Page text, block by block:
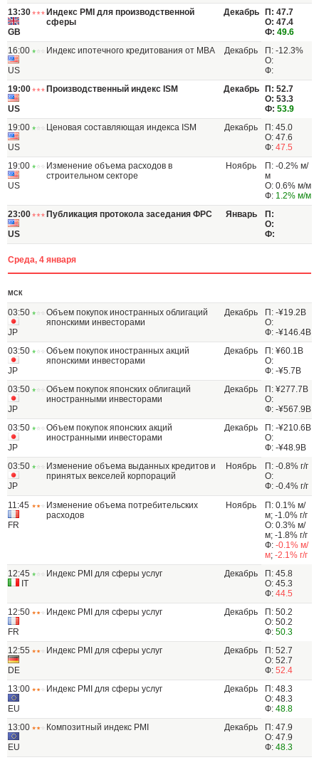
13:30
GB
Индекс PMI для производственной
сферы
Декабрь
П: 47.7
О: 47.4
Ф: 49.6
16:00
US
Индекс ипотечного кредитования от МВА Декабрь
П: -12.3%
О:
Ф:
19:00
US
Производственный индекс ISM Декабрь
П: 52.7
О: 53.3
Ф: 53.9
19:00
US
Ценовая составляющая индекса ISM Декабрь
П: 45.0
О: 47.6
Ф: 47.5
19:00
US
Изменение объема расходов в
строительном секторе
Ноябрь
П: -0.2% м/
м
О: 0.6% м/м
Ф: 1.2% м/м
23:00
US
Публикация протокола заседания ФРС Январь
П:
О:
Ф:
Среда, 4 января
МСК
03:50
JP
Объем покупок иностранных облигаций
японскими инвесторами
Декабрь
П: -¥19.2B
О:
Ф: -¥146.4B
03:50
JP
Объем покупок иностранных акций
японскими инвесторами
Декабрь
П: ¥60.1B
О:
Ф: -¥5.7B
03:50
JP
Объем покупок японских облигаций
иностранными инвесторами
Декабрь
П: ¥277.7B
О:
Ф: -¥567.9B
03:50
JP
Объем покупок японских акций
иностранными инвесторами
Декабрь
П: -¥210.6B
О:
Ф: -¥48.9B
03:50
JP
Изменение объема выданных кредитов и
принятых векселей корпораций
Ноябрь
П: -0.8% г/г
О:
Ф: -0.4% г/г
11:45
FR
Изменение объема потребительских
расходов
Ноябрь
П: 0.1% м/
м; -1.0% г/г
О: 0.3% м/
м; -1.8% г/г
Ф: -0.1% м/
м; -2.1% г/г
12:45
IT
Индекс PMI для сферы услуг Декабрь
П: 45.8
О: 45.3
Ф: 44.5
12:50
FR
Индекс PMI для сферы услуг Декабрь
П: 50.2
О: 50.2
Ф: 50.3
12:55
DE
Индекс PMI для сферы услуг Декабрь
П: 52.7
О: 52.7
Ф: 52.4
13:00
EU
Индекс PMI для сферы услуг Декабрь
П: 48.3
О: 48.3
Ф: 48.8
13:00
EU
Композитный индекс PMI Декабрь
П: 47.9
О: 47.9
Ф: 48.3